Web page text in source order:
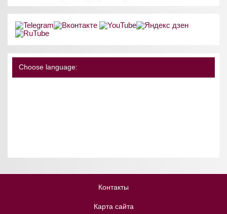
Choose language:
Контакты
Карта сайта